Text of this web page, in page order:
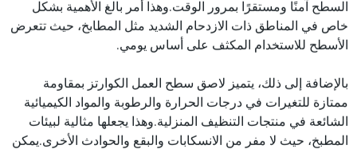
السطح آمنًا ومستقرًا بمرور الوقت.وهذا أمر بالغ الأهمية بشكل
خاص في المناطق ذات الازدحام الشديد مثل المطابخ، حيث تتعرض
الأسطح للاستخدام المكثف على أساس يومي.
بالإضافة إلى ذلك، يتميز لاصق سطح العمل الكوارتز بمقاومة
ممتازة للتغيرات في درجات الحرارة والرطوبة والمواد الكيميائية
الشائعة في منتجات التنظيف المنزلية.وهذا يجعلها مثالية لبيئات
المطبخ، حيث لا مفر من الانسكابات والبقع والحوادث الأخرى.يمكن